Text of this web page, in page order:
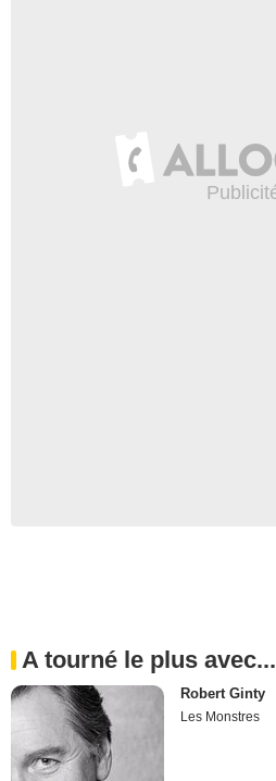
A tourné le plus avec...
Robert Ginty
Les Monstres